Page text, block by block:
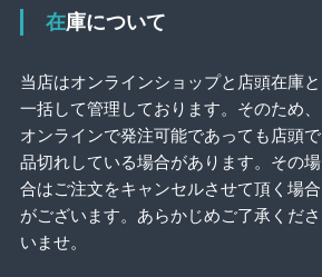
在庫について
当店はオンラインショップと店頭在庫と
一括して管理しております。そのため、
オンラインで発注可能であっても店頭で
品切れしている場合があります。その場
合はご注文をキャンセルさせて頂く場合
がございます。あらかじめご了承くださ
いませ。